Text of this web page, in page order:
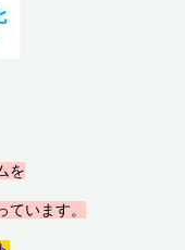
を
ています。